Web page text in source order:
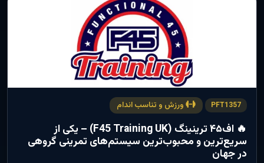
PFT1357 ورزش و تناسب اندام
🔥 اف۴۵ ترینینگ (F45 Training UK) – یکی از
سریع‌ترین و محبوب‌ترین سیستم‌های تمرینی گروهی
در جهان